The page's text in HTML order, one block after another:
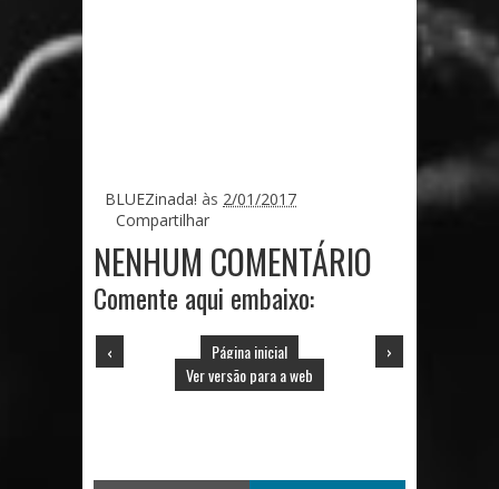
BLUEZinada! às 2/01/2017
Compartilhar
NENHUM COMENTÁRIO
Comente aqui embaixo:
‹ ›
Página inicial
Ver versão para a web